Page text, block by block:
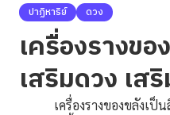
LOTTERY
VIDEO
ร่วมด้วยช่วยกัน
ปาฏิหาริย์ ดวง
เครื่องรางข
เสริมดวง เส
เครื่องรางของขลังเป็นสิ่